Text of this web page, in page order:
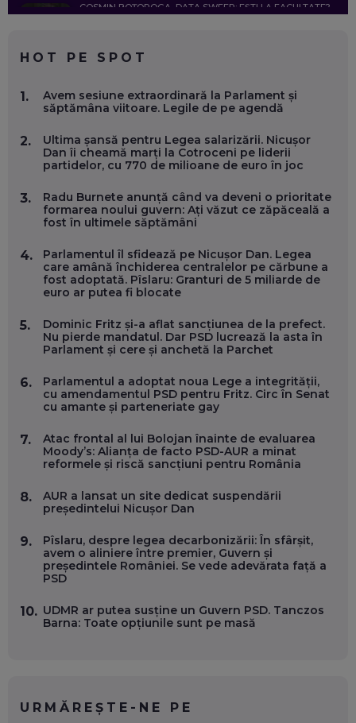
COSMIN BOȚOROGA, DATA SWEEP: EȘTI LA FACULTATE?
FOLOSEȘTI TEHNOLOGIA CA SĂ FII MAI BUN LA JOB. ȘI CUM
SE VA SCHIMBA MUNCA, ÎN URMĂTORII ANI
MARIUS PAȘCULEA, COFONDATOR AL KULTH: CUM
CĂTRE ARTĂ, LA NIVEL GLOBAL
EP. 57
ANDREI AVĂDANEI, BIT SENTINEL: CUM ÎȚI PROTEJEZI
EFICIENT VIAȚA ONLINE. ȘI CARE SUNT PRIMII PAȘI ÎNTR-O
CARIERĂ DE „HACKER CU PERMIS”
EP. 56
DOINA VÎLCEANU, CONTENTSPEED: VREI SUCCES ONLINE?
ÎNVAȚĂ AEO ȘI GEO!
OLIVIU MATEI, HOLISUN: SOFTWARE DE LA CLUJ PENTRU
VERTICALE FĂRĂ PĂMÂNT
EP. 54
PROCESE, DAR CE FACEM CÂND PICĂ BAZA DE DATE, LA
INSTITUȚIILE STATULUI?
VOICU OPREAN (AROBS): CUM CONSTRUIEȘTI O COMPANIE
EP. 52
HOT PE SPOT
1.
Avem sesiune extraordinară la Parlament și
săptămâna viitoare. Legile de pe agendă
2.
Ultima șansă pentru Legea salarizării. Nicușor
Dan îi cheamă marți la Cotroceni pe liderii
partidelor, cu 770 de milioane de euro în joc
3.
Radu Burnete anunță când va deveni o prioritate
formarea noului guvern: Ați văzut ce zăpăceală a
fost în ultimele săptămâni
4.
Parlamentul îl sfidează pe Nicușor Dan. Legea
care amână închiderea centralelor pe cărbune a
fost adoptată. Pîslaru: Granturi de 5 miliarde de
euro ar putea fi blocate
5.
Dominic Fritz și-a aflat sancțiunea de la prefect.
Nu pierde mandatul. Dar PSD lucrează la asta în
Parlament și cere și anchetă la Parchet
6.
Parlamentul a adoptat noua Lege a integrității,
cu amendamentul PSD pentru Fritz. Circ în Senat
cu amante și parteneriate gay
7.
Atac frontal al lui Bolojan înainte de evaluarea
Moody’s: Alianța de facto PSD-AUR a minat
reformele și riscă sancțiuni pentru România
8.
AUR a lansat un site dedicat suspendării
președintelui Nicușor Dan
9.
Pîslaru, despre legea decarbonizării: În sfârșit,
avem o aliniere între premier, Guvern și
președintele României. Se vede adevărata față a
PSD
10. UDMR ar putea susține un Guvern PSD. Tanczos
Barna: Toate opțiunile sunt pe masă
URMĂREȘTE-NE PE